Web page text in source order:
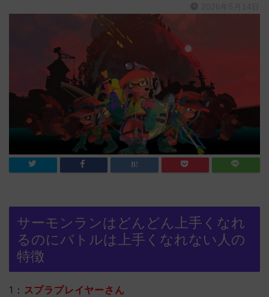
サーモンランはどんどん上手くなれ
るのにバトルは上手くなれない人の
特徴
1： スプラプレイヤーさん